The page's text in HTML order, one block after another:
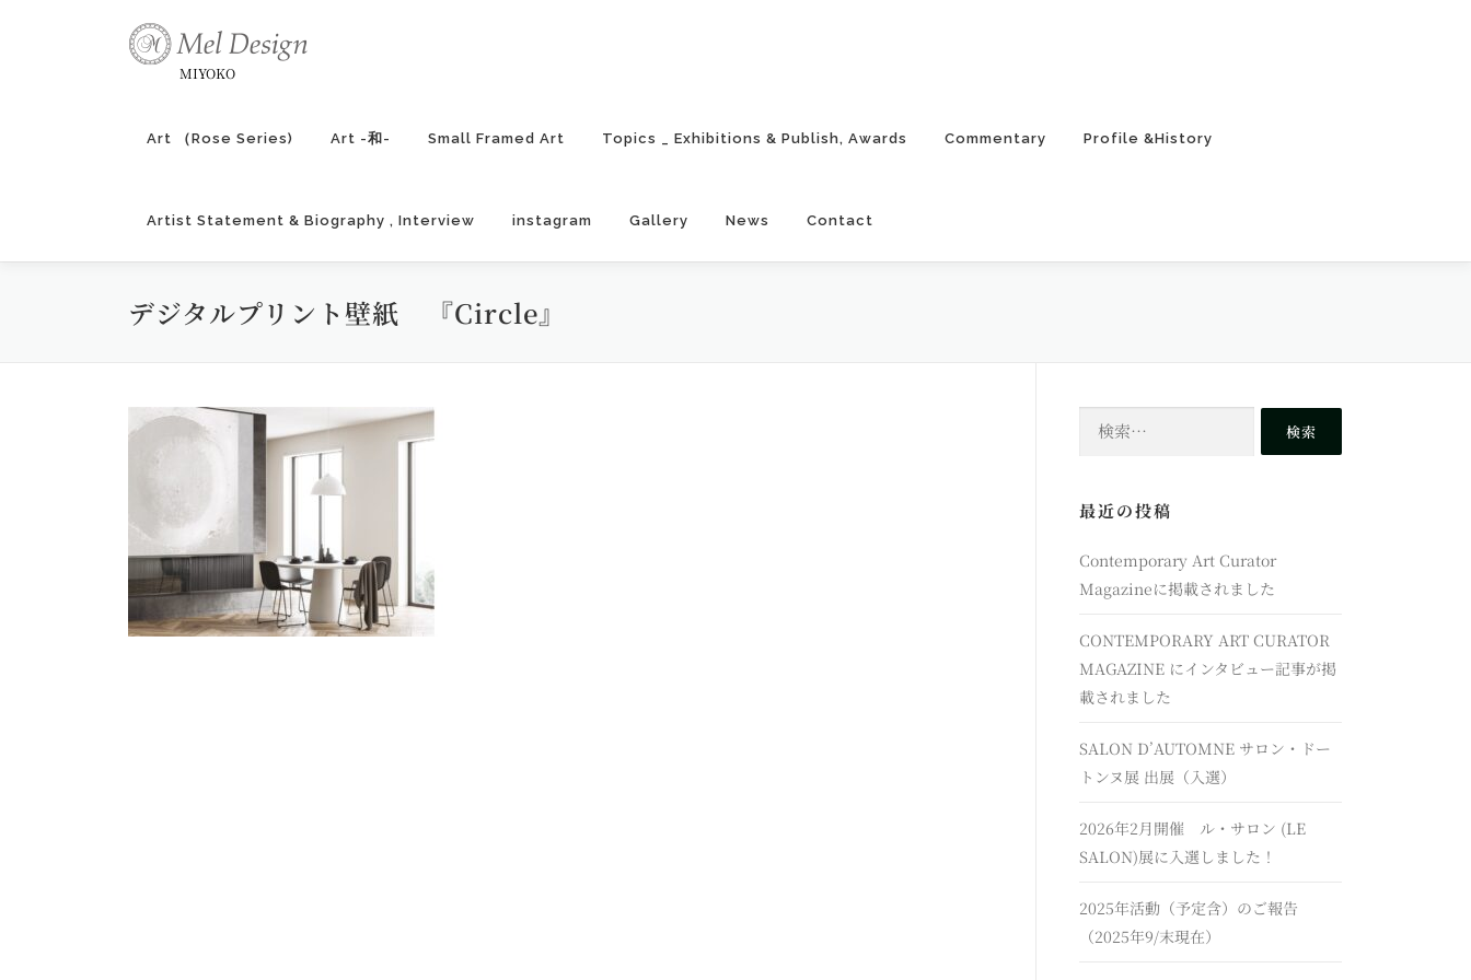
プ
MIYOKO
Art （Rose Series) Art -和- Small Framed Art Topics _ Exhibitions & Publish, Awards Commentary Profile &History
Artist Statement & Biography , Interview instagram Gallery News Contact
デジタルプリント壁紙 『Circle』
最近の投稿
Contemporary Art Curator
Magazineに掲載されました
CONTEMPORARY ART CURATOR
MAGAZINE にインタビュー記事が掲
載されました
SALON D’AUTOMNE サロン・ドー
トンヌ展 出展（入選）
2026年2月開催 ル・サロン (LE
SALON)展に入選しました！
2025年活動（予定含）のご報告
（2025年9/末現在）